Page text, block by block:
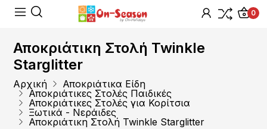
0
Αποκριάτικη Στολή Twinkle
Starglitter
Αρχική
Αποκριάτικα Είδη
Αποκριάτικες Στολές Παιδικές
Αποκριάτικες Στολές για Κορίτσια
Ξωτικά - Νεράιδες
Αποκριάτικη Στολή Twinkle Starglitter